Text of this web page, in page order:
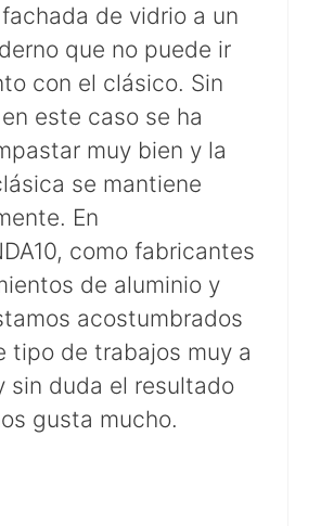
de vidrio a un
que no puede ir
con el clásico. Sin
este caso se ha
muy bien y la
se mantiene
En
como fabricantes
de aluminio y
acostumbrados
tipo de trabajos muy a
sin duda el resultado
gusta mucho.